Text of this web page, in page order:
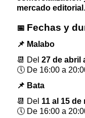
mercado editorial .
📅 Fechas y
📌 Malabo
📆 Del 27 de abril
🕔 De 16:00 a
📌 Bata
📆 Del 11 al 15 de
🕔 De 16:00 a